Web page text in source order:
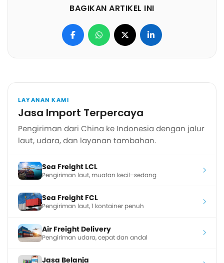
BAGIKAN ARTIKEL INI
LAYANAN KAMI
Jasa Import Terpercaya
Pengiriman dari China ke Indonesia dengan jalur
laut, udara, dan layanan tambahan.
Sea Freight LCL
Pengiriman laut, muatan kecil–sedang
Sea Freight FCL
Pengiriman laut, 1 kontainer penuh
Air Freight Delivery
Pengiriman udara, cepat dan andal
Jasa Belanja